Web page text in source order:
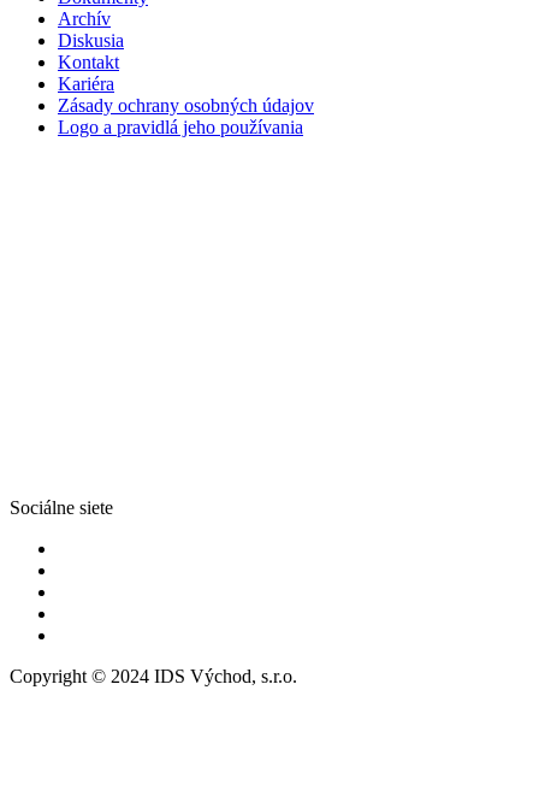
Archív
Diskusia
Kontakt
Kariéra
Zásady ochrany osobných údajov
Logo a pravidlá jeho používania
Sociálne siete
Copyright © 2024 IDS Východ, s.r.o.